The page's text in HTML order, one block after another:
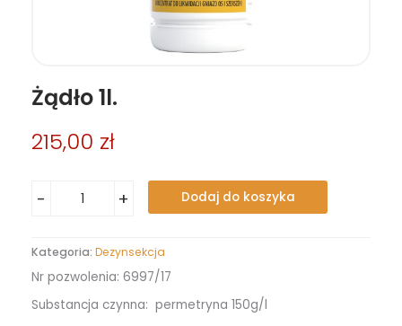
Żądło 1l.
215,00 zł
- + Dodaj do koszyka
Kategoria: Dezynsekcja
Nr pozwolenia: 6997/17
Substancja czynna: permetryna 150g/l